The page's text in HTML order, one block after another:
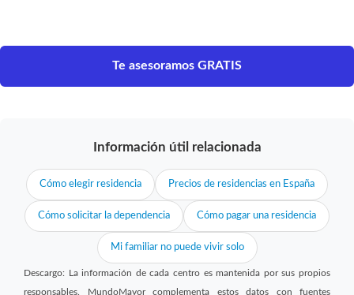
Te asesoramos GRATIS
Información útil relacionada
Cómo elegir residencia Precios de residencias en España
Cómo solicitar la dependencia Cómo pagar una residencia
Mi familiar no puede vivir solo
Descargo: La información de cada centro es mantenida por sus propios
responsables. MundoMayor complementa estos datos con fuentes